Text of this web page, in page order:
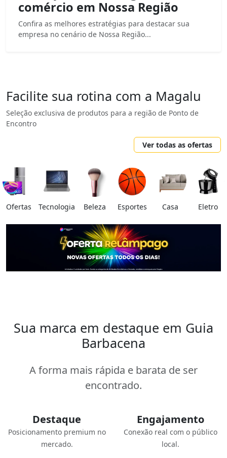
comércio em Nossa Região
Confira as melhores estratégias para destacar sua
empresa no cenário de Nossa Região...
Facilite sua rotina com a Magalu
Seleção exclusiva de produtos para a região de Ponto de
Encontro
Ver todas as ofertas
Ofertas Tecnologia Beleza Esportes Casa Eletro
Sua marca em destaque em Guia
Barbacena
A forma mais rápida e barata de ser
encontrado.
Destaque
Posicionamento premium no
mercado.
Engajamento
Conexão real com o público
local.